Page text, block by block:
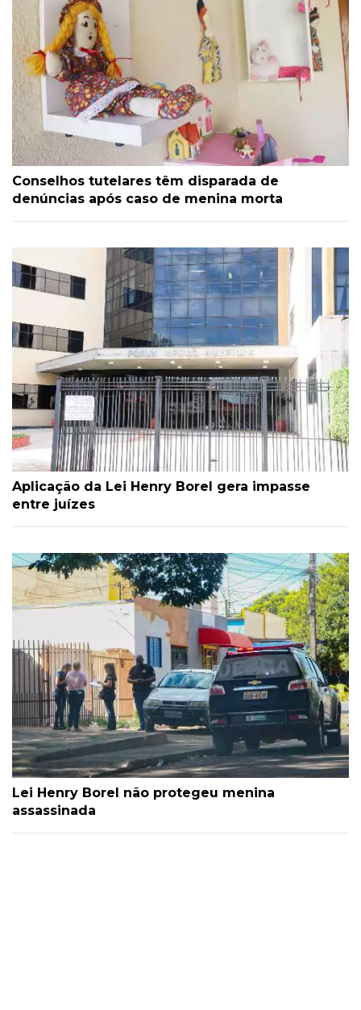
Conselhos tutelares têm disparada de
denúncias após caso de menina morta
Aplicação da Lei Henry Borel gera impasse
entre juízes
Lei Henry Borel não protegeu menina
assassinada